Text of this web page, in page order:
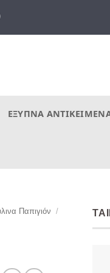
ΈΞΥΠΝΑ
Παπιγιόν /